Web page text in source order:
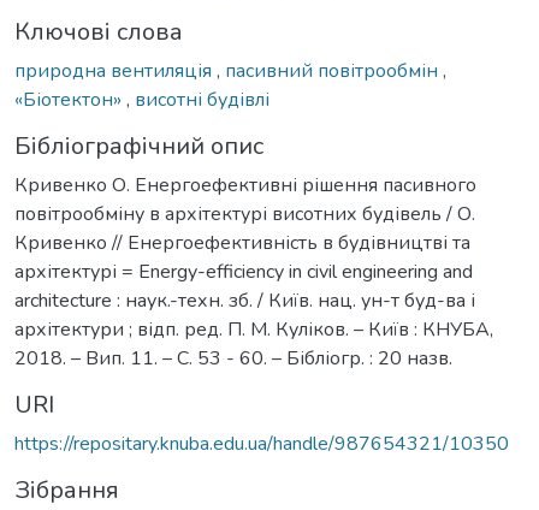
Ключові слова
природна вентиляція , пасивний повітрообмін ,
«Біотектон» , висотні будівлі
Бібліографічний опис
Кривенко О. Енергоефективні рішення пасивного
повітрообміну в архітектурі висотних будівель / О.
Кривенко // Енергоефективність в будівництві та
архітектурі = Energy-efficiency in civil engineering and
architecture : наук.-техн. зб. / Київ. нац. ун-т буд-ва і
архітектури ; відп. ред. П. М. Куліков. – Київ : КНУБА,
2018. – Вип. 11. – С. 53 - 60. – Бібліогр. : 20 назв.
URI
https://repositary.knuba.edu.ua/handle/987654321/10350
Зібрання